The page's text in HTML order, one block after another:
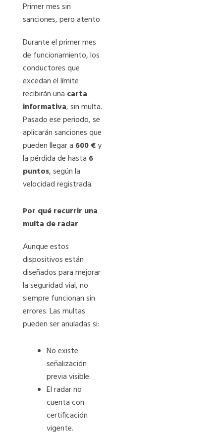
Primer mes sin
sanciones, pero atento
Durante el primer mes
de funcionamiento, los
conductores que
excedan el límite
recibirán una carta
informativa, sin multa.
Pasado ese periodo, se
aplicarán sanciones que
pueden llegar a 600 €y
la pérdida de hasta 6
puntos, según la
velocidad registrada.
Por qué recurrir una
multa de radar
Aunque estos
dispositivos están
diseñados para mejorar
la seguridad vial, no
siempre funcionan sin
errores. Las multas
pueden ser anuladas si:
No existe
señalización
previa visible.
El radar no
cuenta con
certificación
vigente.